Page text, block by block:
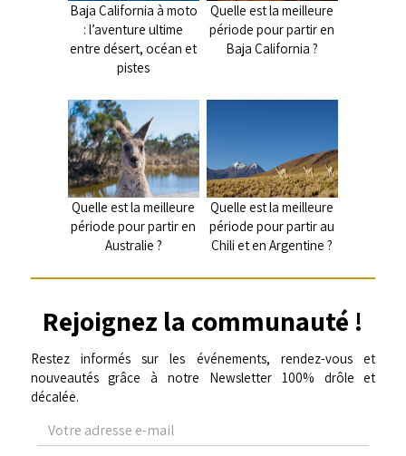
Baja California à moto
: l’aventure ultime
entre désert, océan et
pistes
Quelle est la meilleure
période pour partir en
Baja California ?
Quelle est la meilleure
période pour partir en
Australie ?
Quelle est la meilleure
période pour partir au
Chili et en Argentine ?
Rejoignez la communauté !
Restez informés sur les événements, rendez-vous et
nouveautés grâce à notre Newsletter 100% drôle et
décalée.
adresse
e-